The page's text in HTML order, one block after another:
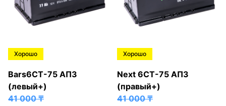
Хорошо
Bars6СТ-75 АПЗ
(левый+)
41 000₸
Хорошо
Next 6СТ-75 АПЗ
(правый+)
41 000₸